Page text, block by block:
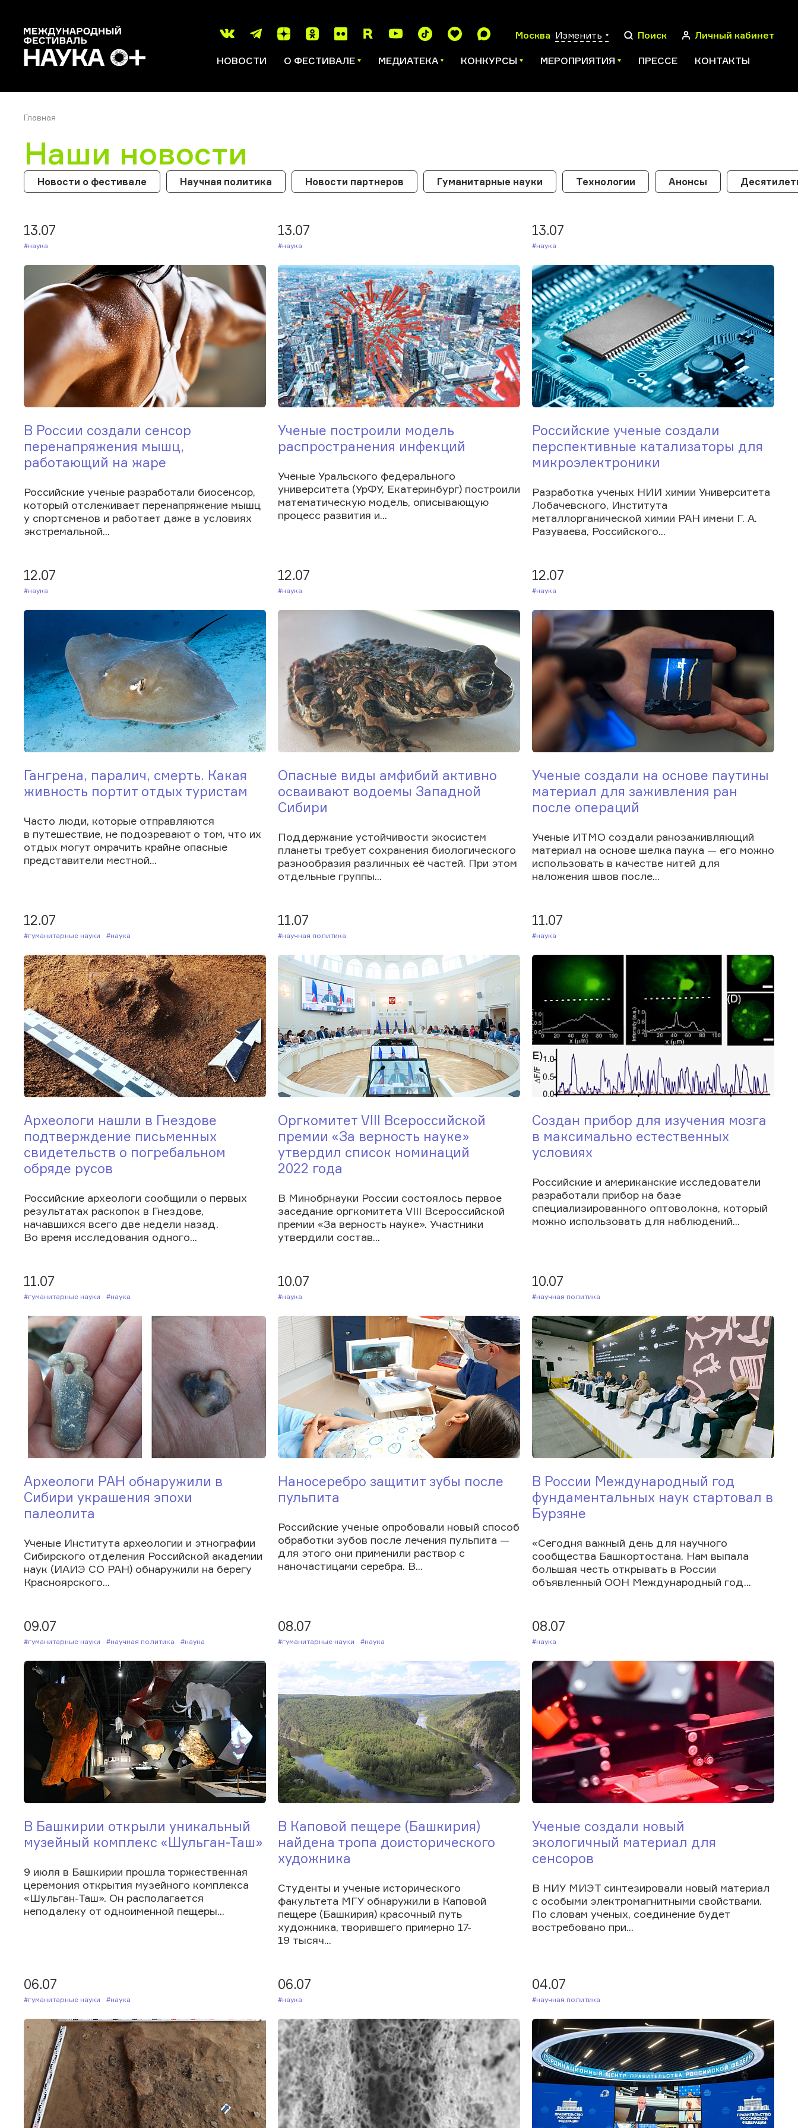
Москва Изменить Поиск Личный кабинет
НОВОСТИ О ФЕСТИВАЛЕ МЕДИАТЕКА КОНКУРСЫ МЕРОПРИЯТИЯ ПРЕССЕ КОНТАКТЫ
Главная
Наши новости
Новости о фестивале Научная политика Новости партнеров Гуманитарные науки Технологии Анонсы
13.07
#Наука
В России создали сенсор
перенапряжения мышц,
работающий на жаре
Российские ученые разработали биосенсор,
который отслеживает перенапряжение мышц
у спортсменов и работает даже в условиях
экстремальной...
13.07
#Наука
Ученые построили модель
распространения инфекций
Ученые Уральского федерального
университета (УрФУ, Екатеринбург) построили
математическую модель, описывающую
процесс развития и...
13.07
#Наука
Российские ученые создали
перспективные катализаторы для
микроэлектроники
Разработка ученых НИИ химии Университета
Лобачевского, Института
металлорганической химии РАН имени Г. А.
Разуваева, Российского...
12.07
#Наука
Гангрена, паралич, смерть. Какая
живность портит отдых туристам
Часто люди, которые отправляются
в путешествие, не подозревают о том, что их
отдых могут омрачить крайне опасные
представители местной...
12.07
#Наука
Опасные виды амфибий активно
осваивают водоемы Западной
Сибири
Поддержание устойчивости экосистем
планеты требует сохранения биологического
разнообразия различных её частей. При этом
отдельные группы...
12.07
#Наука
Ученые создали на основе паутины
материал для заживления ран
после операций
Ученые ИТМО создали ранозаживляющий
материал на основе шелка паука — его можно
использовать в качестве нитей для
наложения швов после...
12.07
#Гуманитарные науки #Наука
Археологи нашли в Гнездове
подтверждение письменных
свидетельств о погребальном
обряде русов
Российские археологи сообщили о первых
результатах раскопок в Гнездове,
начавшихся всего две недели назад.
Во время исследования одного...
11.07
#Научная политика
Оргкомитет VIII Всероссийской
премии «За верность науке»
утвердил список номинаций
2022 года
В Минобрнауки России состоялось первое
заседание оргкомитета VIII Всероссийской
премии «За верность науке». Участники
утвердили состав...
11.07
#Наука
Создан прибор для изучения мозга
в максимально естественных
условиях
Российские и американские исследователи
разработали прибор на базе
специализированного оптоволокна, который
можно использовать для наблюдений...
11.07
#Гуманитарные науки #Наука
Археологи РАН обнаружили в
Сибири украшения эпохи
палеолита
Ученые Института археологии и этнографии
Сибирского отделения Российской академии
наук (ИАИЭ СО РАН) обнаружили на берегу
Красноярского...
10.07
#Наука
Наносеребро защитит зубы после
пульпита
Российские ученые опробовали новый способ
обработки зубов после лечения пульпита —
для этого они применили раствор с
наночастицами серебра. В...
10.07
#Научная политика
В России Международный год
фундаментальных наук стартовал в
Бурзяне
«Сегодня важный день для научного
сообщества Башкортостана. Нам выпала
большая честь открывать в России
объявленный ООН Международный год...
09.07
#Гуманитарные науки #Научная политика #Наука
В Башкирии открыли уникальный
музейный комплекс «Шульган-Таш»
9 июля в Башкирии прошла торжественная
церемония открытия музейного комплекса
«Шульган-Таш». Он располагается
неподалеку от одноименной пещеры...
08.07
#Гуманитарные науки #Наука
В Каповой пещере (Башкирия)
найдена тропа доисторического
художника
Студенты и ученые исторического
факультета МГУ обнаружили в Каповой
пещере (Башкирия) красочный путь
художника, творившего примерно 17-
19 тысяч...
08.07
#Наука
Ученые создали новый
экологичный материал для
сенсоров
В НИУ МИЭТ синтезировали новый материал
с особыми электромагнитными свойствами.
По словам ученых, соединение будет
востребовано при...
06.07
#Гуманитарные науки #Наука
06.07
#Наука
04.07
#Научная политика